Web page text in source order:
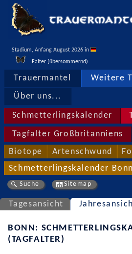
Stadium, Anfang August 2026 in
Falter (übersommernd)
Trauermantel Weitere
Über uns...
Schmetterlingskalender
Tagfalter Großbritanniens
Biotope Artenschwund
Schmetterlingskalender Bonn
Suche Sitemap
Tagesansicht
BONN:
(TAGFALTER)